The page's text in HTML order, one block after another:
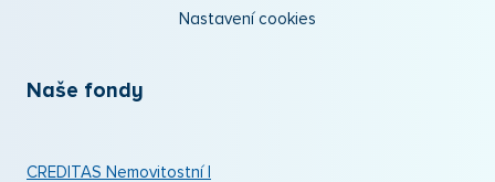
Nastavení cookies
Naše fondy
CREDITAS Nemovitostní I